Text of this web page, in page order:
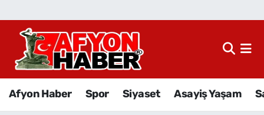
Afyon Haber Spor Siyaset Asayiş Yaşam
Afyon Haber